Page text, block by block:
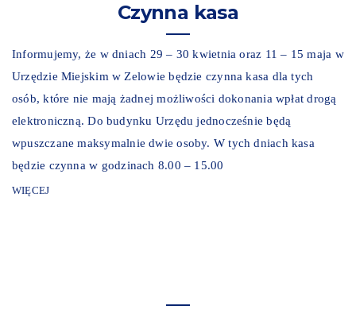
Czynna kasa
Informujemy, że w dniach 29 – 30 kwietnia oraz 11 – 15 maja w
Urzędzie Miejskim w Zelowie będzie czynna kasa dla tych
osób, które nie mają żadnej możliwości dokonania wpłat drogą
elektroniczną. Do budynku Urzędu jednocześnie będą
wpuszczane maksymalnie dwie osoby. W tych dniach kasa
będzie czynna w godzinach 8.00 – 15.00
WIĘCEJ